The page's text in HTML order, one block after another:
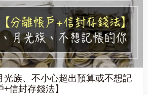
光族、不小心超出預算或不想記
信封存錢法】